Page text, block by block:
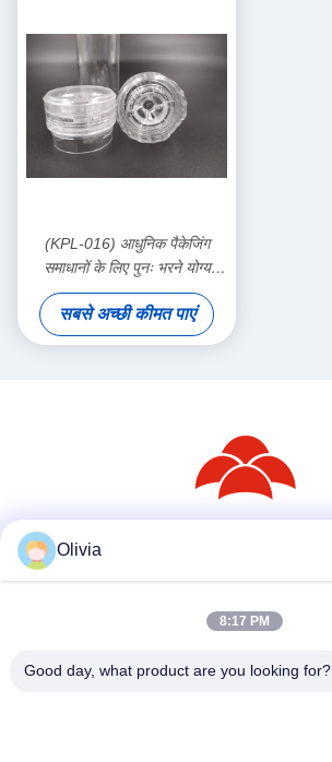
(KPL-016) आधुनिक पैकेजिंग
समाधानों के लिए पुनः भरने योग्य
तितली टोपी
सबसे अच्छी कीमत पाएं
Olivia
8:17 PM
Good day, what product are you looking for?